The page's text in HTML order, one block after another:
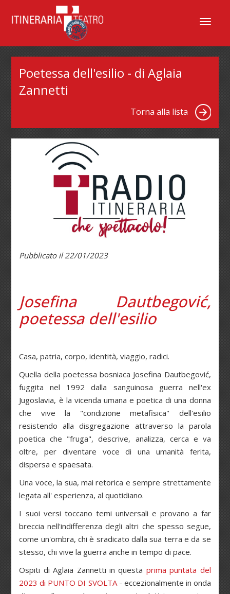
Menu
Poetessa dell'esilio - di Aglaia
Zannetti
Torna alla lista
Pubblicato il 22/01/2023
Josefina Dautbegović,
poetessa dell'esilio
Casa, patria, corpo, identità, viaggio, radici.
Quella della poetessa bosniaca Josefina Dautbegović,
fuggita nel 1992 dalla sanguinosa guerra nell'ex
Jugoslavia, è la vicenda umana e poetica di una donna
che vive la "condizione metafisica" dell'esilio
resistendo alla disgregazione attraverso la parola
poetica che "fruga", descrive, analizza, cerca e va
oltre, per diventare voce di una umanità ferita,
dispersa e spaesata.
Una voce, la sua, mai retorica e sempre strettamente
legata all' esperienza, al quotidiano.
I suoi versi toccano temi universali e provano a far
breccia nell'indifferenza degli altri che spesso segue,
come un'ombra, chi è sradicato dalla sua terra e da se
stesso, chi vive la guerra anche in tempo di pace.
Ospiti di Aglaia Zannetti in questa prima puntata del
2023 di PUNTO DI SVOLTA- eccezionalmente in onda